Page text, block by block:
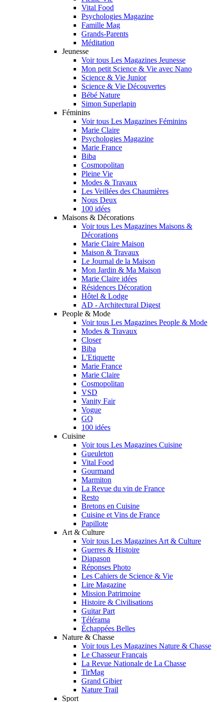
Vital Food
Psychologies Magazine
Famille Mag
Grands-Parents
Méditation
Jeunesse
Voir tous Les Magazines Jeunesse
Mon petit Science & Vie avec Nano
Science & Vie Junior
Science & Vie Découvertes
Bébé Nature
Simon Superlapin
Féminins
Voir tous Les Magazines Féminins
Marie Claire
Psychologies Magazine
Marie France
Biba
Cosmopolitan
Pleine Vie
Modes & Travaux
Les Veillées des Chaumières
Nous Deux
100 idées
Maisons & Décorations
Voir tous Les Magazines Maisons &
Décorations
Marie Claire Maison
Maison & Travaux
Le Journal de la Maison
Mon Jardin & Ma Maison
Marie Claire idées
Résidences Décoration
Hôtel & Lodge
AD - Architectural Digest
People & Mode
Voir tous Les Magazines People & Mode
Modes & Travaux
Closer
Biba
L'Etiquette
Marie France
Marie Claire
Cosmopolitan
VSD
Vanity Fair
Vogue
GQ
100 idées
Cuisine
Voir tous Les Magazines Cuisine
Gueuleton
Vital Food
Gourmand
Marmiton
La Revue du vin de France
Resto
Bretons en Cuisine
Cuisine et Vins de France
Papillote
Art & Culture
Voir tous Les Magazines Art & Culture
Guerres & Histoire
Diapason
Réponses Photo
Les Cahiers de Science & Vie
Lire Magazine
Mission Patrimoine
Histoire & Civilisations
Guitar Part
Télérama
Échappées Belles
Nature & Chasse
Voir tous Les Magazines Nature & Chasse
Le Chasseur Français
La Revue Nationale de La Chasse
TirMag
Grand Gibier
Nature Trail
Sport